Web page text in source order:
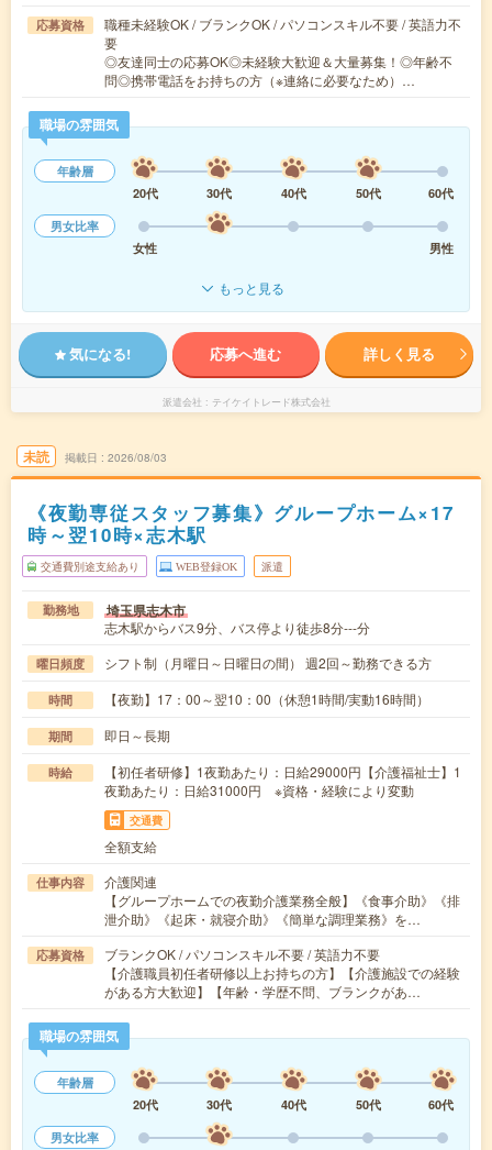
応募資格
職種未経験OK / ブランクOK / パソコンスキル不要 / 英語力不
要
◎友達同士の応募OK◎未経験大歓迎＆大量募集！◎年齢不
問◎携帯電話をお持ちの方（※連絡に必要なため）…
職場の雰囲気
年齢層
20代
30代 40代 50代
60代
男女比率
女性
男性
もっと見る
気になる! 応募へ進む 詳しく見る
派遣会社 テイケイトレード株式会社
未読 掲載日 2026/08/03
《夜勤専従スタッフ募集》グループホーム×17
時～翌10時×志木駅
交通費別途支給あり WEB登録OK 派遣
勤務地 埼玉県志木市
志木駅からバス9分、バス停より徒歩8分---分
曜日頻度 シフト制（月曜日～日曜日の間） 週2回～勤務できる方
時間 【夜勤】17：00～翌10：00（休憩1時間/実動16時間）
期間 即日～長期
時給
【初任者研修】1夜勤あたり：日給29000円【介護福祉士】1
夜勤あたり：日給31000円 ※資格・経験により変動
交通費
全額支給
仕事内容
介護関連
【グループホームでの夜勤介護業務全般】《食事介助》《排
泄介助》《起床・就寝介助》《簡単な調理業務》を…
応募資格
ブランクOK / パソコンスキル不要 / 英語力不要
【介護職員初任者研修以上お持ちの方】【介護施設での経験
がある方大歓迎】【年齢・学歴不問、ブランクがあ…
職場の雰囲気
年齢層
20代
30代 40代 50代
60代
男女比率